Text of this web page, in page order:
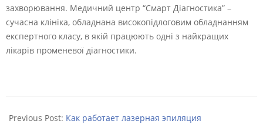
захворювання. Медичний центр “Смарт Діагностика” –
сучасна клініка, обладнана високопідлоговим обладнанням
експертного класу, в якій працюють одні з найкращих
лікарів променевої діагностики.
11-
Previous Post: Как работает лазерная эпиляция